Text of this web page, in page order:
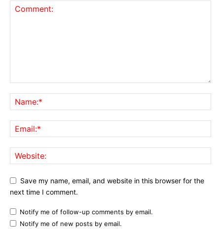
Save my name, email, and website in this browser for the
next time I comment.
Notify me of follow-up comments by email.
Notify me of new posts by email.